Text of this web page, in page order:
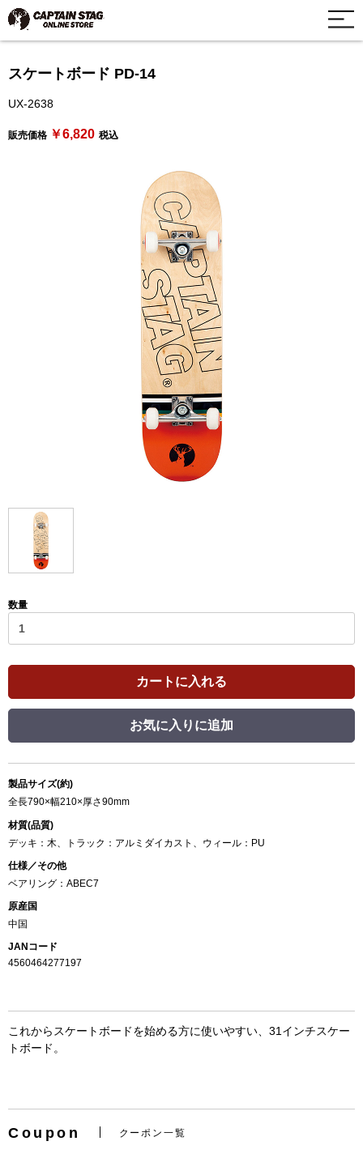
スケートボード PD-14
UX-2638
販売価格 ￥6,820 税込
数量
カートに入れる
お気に入りに追加
製品サイズ(約)
全長790×幅210×厚さ90mm
材質(品質)
デッキ：木、トラック：アルミダイカスト、ウィール：PU
仕様／その他
ベアリング：ABEC7
原産国
中国
JANコード
4560464277197
これからスケートボードを始める方に使いやすい、31インチスケー
トボード。
Coupon クーポン一覧